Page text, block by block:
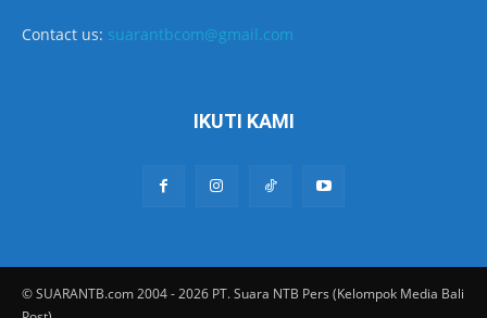
Contact us: suarantbcom@gmail.com
IKUTI KAMI
© SUARANTB.com 2004 - 2026 PT. Suara NTB Pers (Kelompok Media Bali